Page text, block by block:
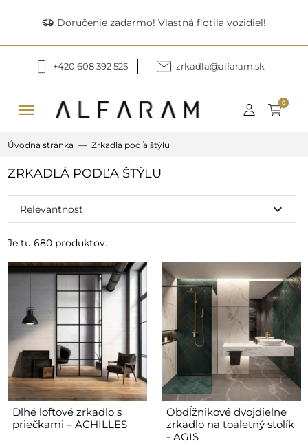
delivery_truck_speed Doručenie zadarmo! Vlastná flotila vozidiel!
+420 608 392 525 zrkadla@alfaram.sk
menu 0
Úvodná stránka Zrkadlá podľa štýlu
ZRKADLÁ PODĽA ŠTÝLU
Je tu 680 produktov.
Relevantnosť expand_more
Dlhé loftové zrkadlo s
priečkami – ACHILLES
Obdĺžnikové dvojdielne
zrkadlo na toaletný stolík
- AGIS